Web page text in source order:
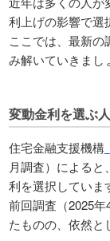
利上げの影響で選
ここでは、最新
み解いていきまし
変動金利を選ぶ
住宅金融支援機構
月調査）による
利を選択していま
前回調査（2025
たものの、依然と